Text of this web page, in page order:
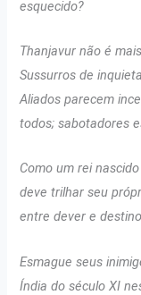
esquecido?
Thanjavur não é
Sussurros de
Aliados parecem
todos; sabotadores
Como um rei
deve trilhar seu
entre dever e
Esmague seus
Índia do século XI